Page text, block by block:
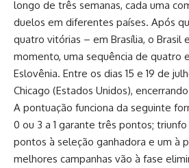
longo de três semanas, cada uma
duelos em diferentes países. Após
quatro vitórias – em Brasília, o Brasil
momento, uma sequência de quatro
Eslovênia. Entre os dias 15 e 19 de
Chicago (Estados Unidos),
A pontuação funciona da seguinte
0 ou 3 a 1 garante três pontos;
pontos à seleção ganhadora e um à
melhores campanhas vão à fase